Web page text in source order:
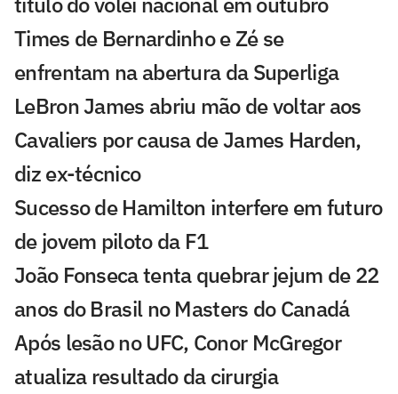
Times de Bernardinho e Zé se
enfrentam na abertura da Superliga
LeBron James abriu mão de voltar aos
Cavaliers por causa de James Harden,
diz ex-técnico
Sucesso de Hamilton interfere em futuro
de jovem piloto da F1
João Fonseca tenta quebrar jejum de 22
anos do Brasil no Masters do Canadá
Após lesão no UFC, Conor McGregor
atualiza resultado da cirurgia